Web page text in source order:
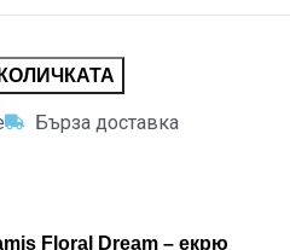
Бърза доставка
Floral Dream – екрю